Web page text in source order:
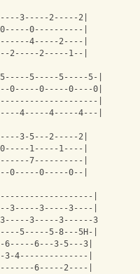
3-----2-----2|
0----------|
4-----2----|
2-----2-----1--|
5-----5-----5-|
0-----0-----0----0|
|
4-----4-----4---|
3-5---2-----2|
1-----1----|
7----------|
0-----0-----0--|
|
3-----3-----3----|
3-----3------3
0--|-
6---3-5---3|
3-4--------------|
6-----2----|